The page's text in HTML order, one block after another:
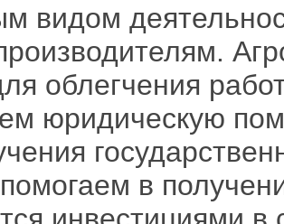
видом
облегчения
юридическую
в